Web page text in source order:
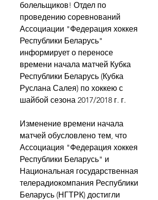
болельщиков! Отдел по
проведению соревнований
Ассоциации "Федерация хоккея
Республики Беларусь"
информирует о переносе
времени начала матчей Кубка
Республики Беларусь (Кубка
Руслана Салея) по хоккею с
шайбой сезона 2017/2018 г. г.
Изменение времени начала
матчей обусловлено тем, что
Ассоциация "Федерация хоккея
Республики Беларусь" и
Национальная государственная
телерадиокомпания Республики
Беларусь (НГТРК) достигли